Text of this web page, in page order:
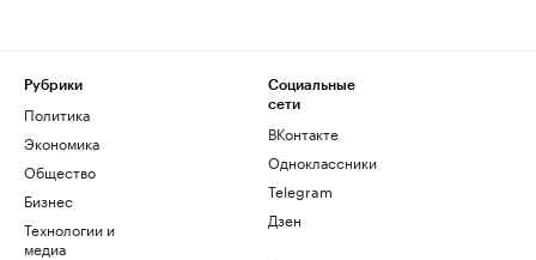
Рубрики
Политика
Экономика
Общество
Бизнес
Технологии и
медиа
Социальные
сети
ВКонтакте
Одноклассники
Telegram
Дзен